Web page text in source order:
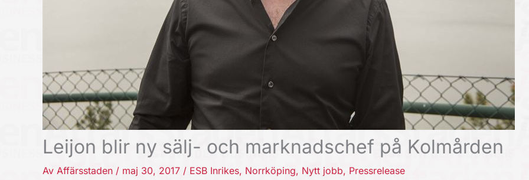
Leijon blir ny sälj- och marknadschef på Kolmården
Av Affärsstaden / maj 30, 2017 / ESB Inrikes, Norrköping, Nytt jobb, Pressrelease